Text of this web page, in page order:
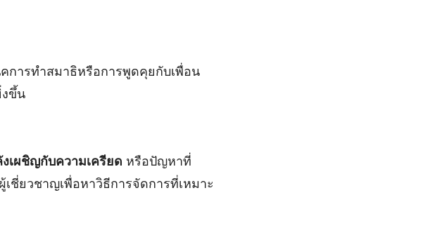
การทำสมาธิหรือการพูดคุยกับเพื่อน
งขึ้น
เผชิญกับความเครียด หรือปัญหาที่
ชี่ยวชาญเพื่อหาวิธีการจัดการที่เหมาะ